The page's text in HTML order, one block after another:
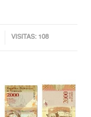
VISITAS: 108